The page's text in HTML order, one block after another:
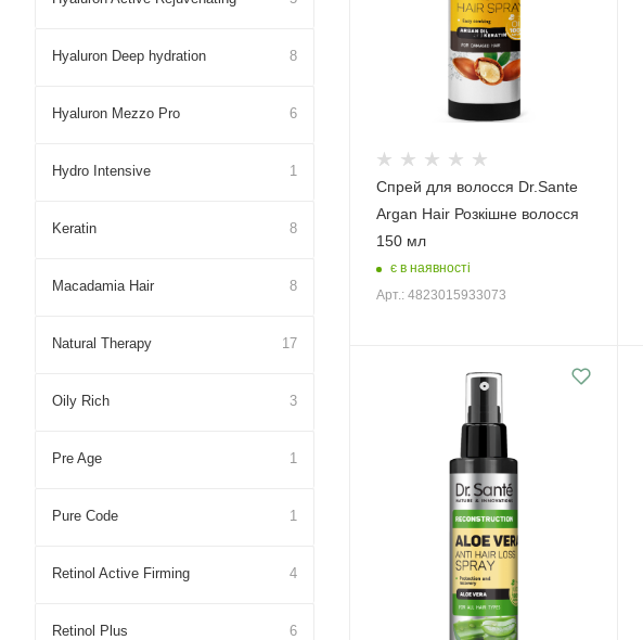
Спрей для волосся Dr.Sante
Argan Hair Розкішне волосся
150 мл
є в наявності
Арт.: 4823015933073
Hyaluron Deep hydration 8
Hyaluron Mezzo Pro 6
Hydro Intensive 1
Keratin 8
Macadamia Hair 8
Natural Therapy 17
Oily Rich 3
Pre Age 1
Pure Cоde 1
Retinol Active Firming 4
Retinol Plus 6